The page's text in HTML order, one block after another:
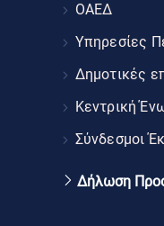
ΟΑΕΔ
Υπηρεσίες
Δημοτικές
Κεντρική
Σύνδεσμοι
Δήλωση